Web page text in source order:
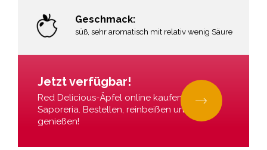
Geschmack:
süß, sehr aromatisch mit relativ wenig Säure
Jetzt verfügbar!
Red Delicious-Äpfel online kaufen bei La
Saporeria. Bestellen, reinbeißen und
genießen!